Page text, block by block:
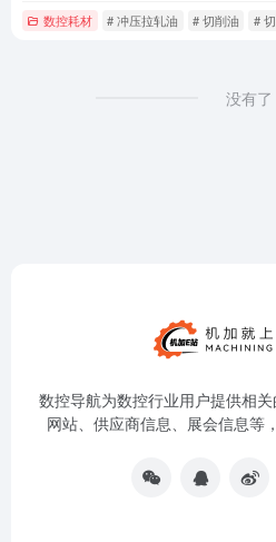
数控耗材 # 冲压拉轧油 # 切削油 #
没有了
数控导航为数控行业用户提供相
网站、供应商信息、展会信息等